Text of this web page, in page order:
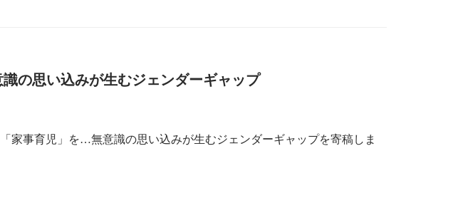
の思い込みが生むジェンダーギャップ
家事育児」を…無意識の思い込みが生むジェンダーギャップを寄稿しま